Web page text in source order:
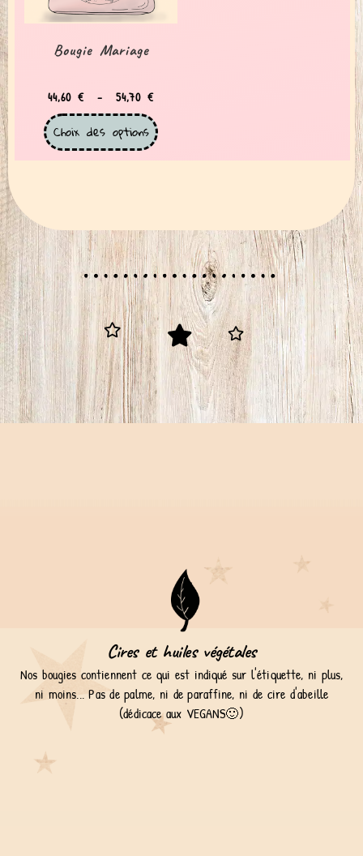
Bougie Mariage
44,60€ – 54,70 €
Choix des options
Cires et huiles végétales
Nos bougies contiennent ce qui est indiqué sur l'étiquette, ni plus,
ni moins... Pas de palme, ni de paraffine, ni de cire d'abeille
(dédicace aux VEGANS🙂)